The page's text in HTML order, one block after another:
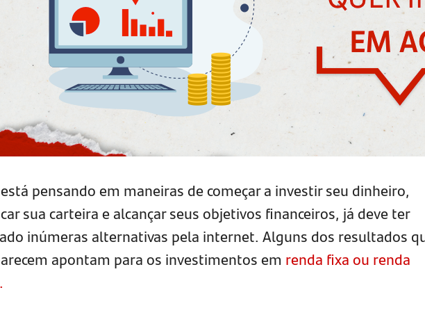
está pensando em maneiras de começar a investir seu dinheiro,
sua carteira e alcançar seus objetivos financeiros, já deve ter
inúmeras alternativas pela internet. Alguns dos resultados
apontam para os investimentos em renda fixa ou renda